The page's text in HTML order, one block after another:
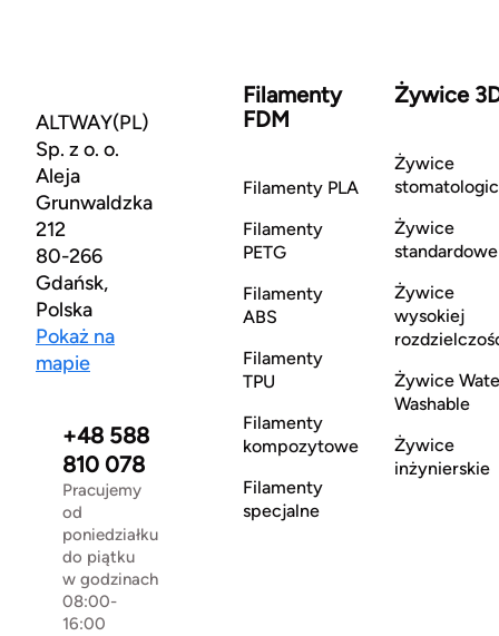
ALTWAY(PL)
Sp. z o. o.
Aleja
Grunwaldzka
212
80-266
Gdańsk,
Polska
Pokaż na
mapie
+48 588
810 078
Pracujemy
od
poniedziałku
do piątku
w godzinach
08:00-
16:00
Filamenty
FDM
Filamenty PLA
Filamenty
PETG
Filamenty
ABS
Filamenty
TPU
Filamenty
kompozytowe
Filamenty
specjalne
Żywice
Żywice
Żywice
standardowe
Żywice
wysokiej
Żywice
Washable
Żywice
inżynierskie